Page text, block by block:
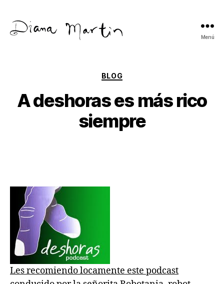
Menú
Categorías
BLOG
A deshoras es más rico
siempre
Les recomiendo locamente este podcast